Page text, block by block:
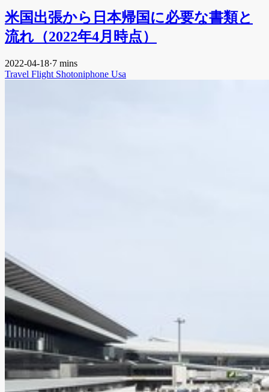
米国出張から日本帰国に必要な書類と
流れ（2022年4月時点）
2022-04-18·7 mins
Travel Flight Shotoniphone Usa